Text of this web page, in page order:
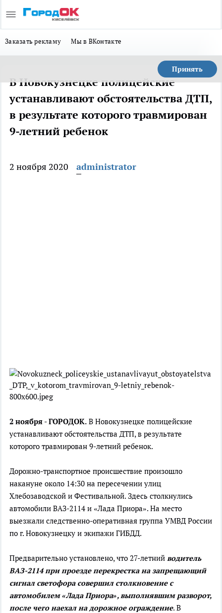
Заказать рекламу Мы в ВКонтакте
Принять
В Новокузнецке полицейские
устанавливают обстоятельства ДТП,
в результате которого травмирован
9-летний ребенок
2 ноября 2020 administrator
2 ноября - ГОРОДОК. В Новокузнецке полицейские
устанавливают обстоятельства ДТП, в результате
которого травмирован 9-летний ребенок.
Дорожно-транспортное происшествие произошло
накануне около 14:30 на пересечении улиц
Хлебозаводской и Фестивальной. Здесь столкнулись
автомобили ВАЗ-2114 и «Лада Приора». На место
выезжали следственно-оперативная группа УМВД России
по г. Новокузнецку и экипажи ГИБДД.
Предварительно установлено, что 27-летний водитель
ВАЗ-2114 при проезде перекрестка на запрещающий
сигнал светофора совершил столкновение с
автомобилем «Лада Приора», выполнявшим разворот,
после чего наехал на дорожное ограждение. В